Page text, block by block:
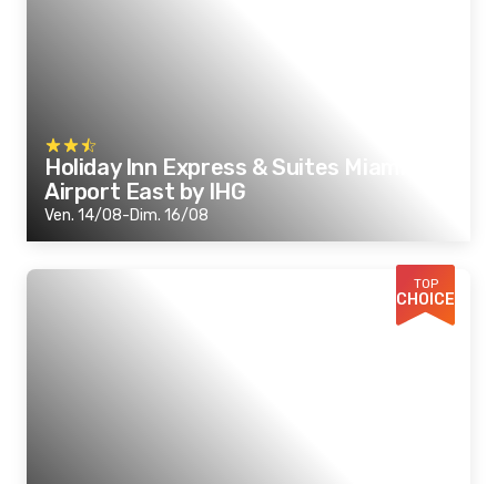
Holiday Inn Express & Suites Miami
Airport East by IHG
Ven. 14/08-Dim. 16/08
TOP
CHOICE